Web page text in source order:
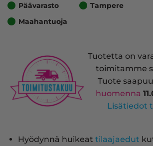
Päävarasto
Tampere
Maahantuoja
Tuotetta on
toimitamme
Tuote
huomenna
Lisätiedot
Hyödynnä huikeat tilaajaedut